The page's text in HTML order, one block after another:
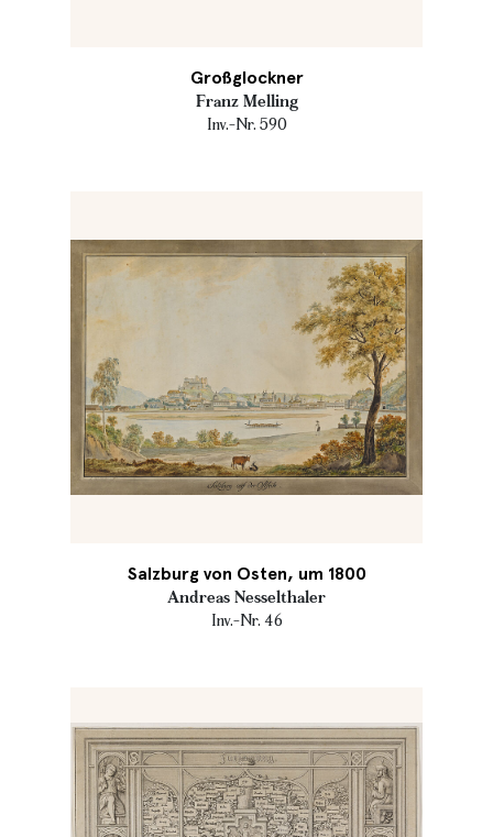
Großglockner
Franz Melling
Inv.-Nr. 590
Salzburg von Osten, um 1800
Andreas Nesselthaler
Inv.-Nr. 46